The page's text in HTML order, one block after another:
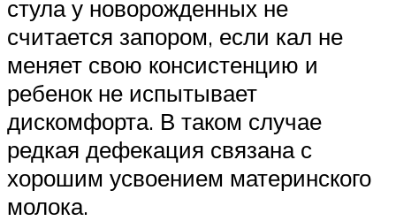
стула у новорожденных не
считается запором, если кал не
меняет свою консистенцию и
ребенок не испытывает
дискомфорта. В таком случае
редкая дефекация связана с
хорошим усвоением материнского
молока.